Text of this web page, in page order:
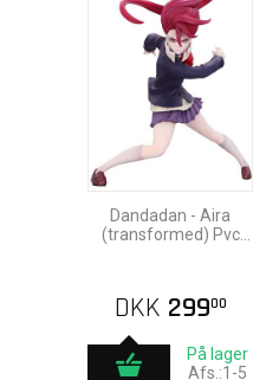
Dandadan - Aira
(transformed) Pvc
DKK 29900
På lager
Afs.:1-5